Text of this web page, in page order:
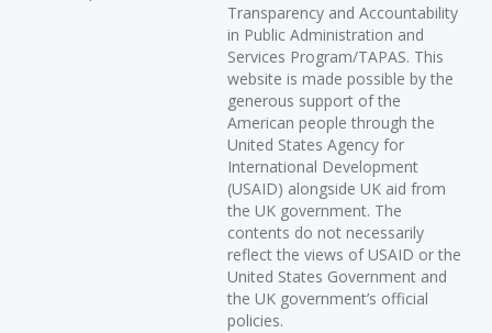
Transparency and Accountability
in Public Administration and
Services Program/TAPAS. This
website is made possible by the
generous support of the
American people through the
United States Agency for
International Development
(USAID) alongside UK aid from
the UK government. The
contents do not necessarily
reflect the views of USAID or the
United States Government and
the UK government’s official
policies.